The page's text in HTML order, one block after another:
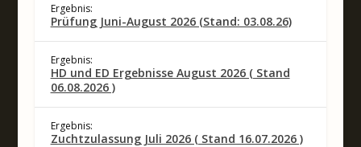
Ergebnis:
Prüfung Juni-August 2026 (Stand: 03.08.26)
Ergebnis:
HD und ED Ergebnisse August 2026 ( Stand
06.08.2026 )
Ergebnis:
Zuchtzulassung Juli 2026 ( Stand 16.07.2026 )